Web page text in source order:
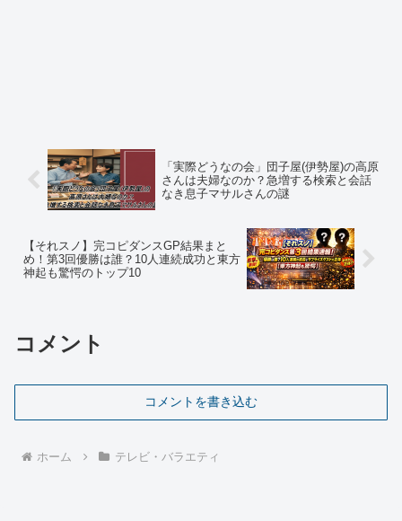
「実際どうなの会」団子屋(伊勢屋)の高原
さんは夫婦なのか？急増する検索と会話
なき息子マサルさんの謎
【それスノ】完コピダンスGP結果まと
め！第3回優勝は誰？10人連続成功と東方
神起も驚愕のトップ10
コメント
コメントを書き込む
ホーム テレビ・バラエティ